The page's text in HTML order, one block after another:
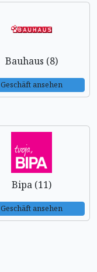
Bauhaus (8)
Geschäft ansehen
Bipa (11)
Geschäft ansehen